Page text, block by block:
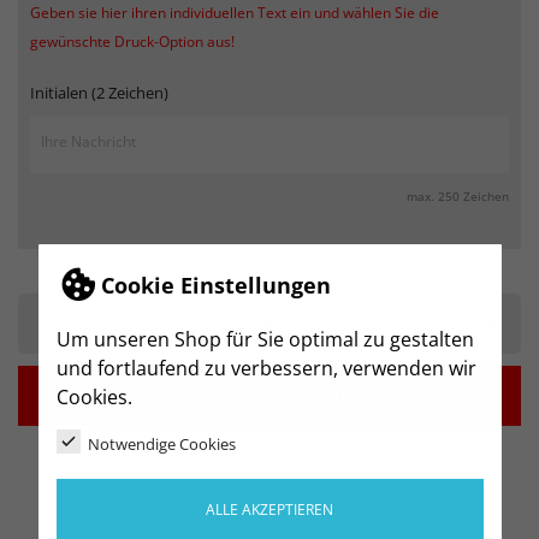
Cookie Einstellungen
Um unseren Shop für Sie optimal zu gestalten
und fortlaufend zu verbessern, verwenden wir
Cookies.
Notwendige Cookies
ALLE AKZEPTIEREN
Geben sie hier ihren individuellen Text ein und wählen Sie die
gewünschte Druck-Option aus!
Initialen (2 Zeichen)
max. 250 Zeichen